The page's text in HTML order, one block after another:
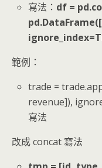
寫法： df =
範例：
trade =
revenue]),
寫法
改成 concat 寫法